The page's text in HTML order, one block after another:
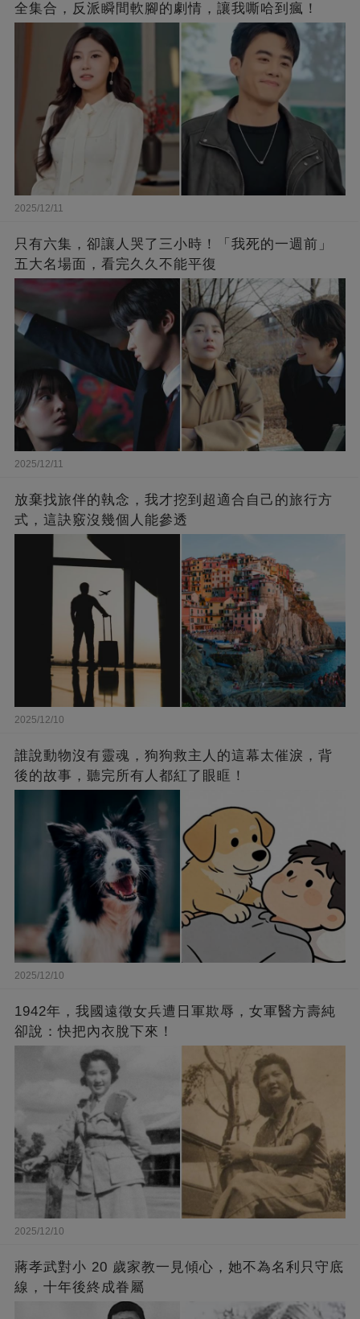
全集合，反派瞬間軟腳的劇情，讓我嘶哈到瘋！
2025/12/11
只有六集，卻讓人哭了三小時！「我死的一週前」
五大名場面，看完久久不能平復
2025/12/11
放棄找旅伴的執念，我才挖到超適合自己的旅行方
式，這訣竅沒幾個人能參透
2025/12/10
誰說動物沒有靈魂，狗狗救主人的這幕太催淚，背
後的故事，聽完所有人都紅了眼眶！
2025/12/10
1942年，我國遠徵女兵遭日軍欺辱，女軍醫方壽純
卻說：快把內衣脫下來！
2025/12/10
蔣孝武對小 20 歲家教一見傾心，她不為名利只守底
線，十年後終成眷屬